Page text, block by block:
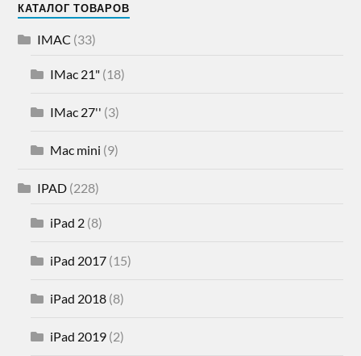
КАТАЛОГ ТОВАРОВ
IMAC (33)
IMac 21" (18)
IMac 27'' (3)
Mac mini (9)
IPAD (228)
iPad 2 (8)
iPad 2017 (15)
iPad 2018 (8)
iPad 2019 (2)